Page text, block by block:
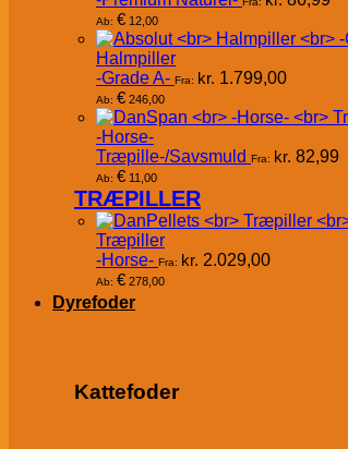
Ab: € 12,00
Halmpiller
-Grade A- Fra: kr. 1.799,00
Ab: € 246,00
-Horse-
Træpille-/Savsmuld Fra: kr. 82,99
Ab: € 11,00
TRÆPILLER
Træpiller
-Horse- Fra: kr. 2.029,00
Ab: € 278,00
Dyrefoder
Kattefoder